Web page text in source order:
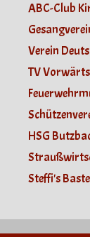
ABC-Club
Verein
TV Vorwärts
HSG
Steffi's